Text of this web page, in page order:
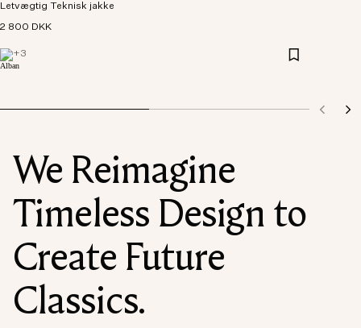
Letvægtig Teknisk jakke
2 800 DKK
+3
We Reimagine
Timeless Design to
Create Future
Classics.